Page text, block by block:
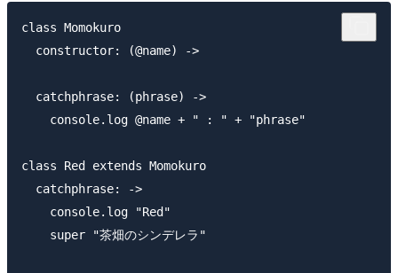
class Momokuro
  constructor: (@name) ->
  catchphrase: (phrase) ->
    console.log @name + " : " + "phrase"
class Red extends Momokuro
  catchphrase: ->
    console.log "Red"
    super "茶畑のシンデレラ"